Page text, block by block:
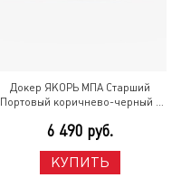
Докер ЯКОРЬ МПА Старший
Портовый коричнево-черный /
6 490 руб.
КУПИТЬ